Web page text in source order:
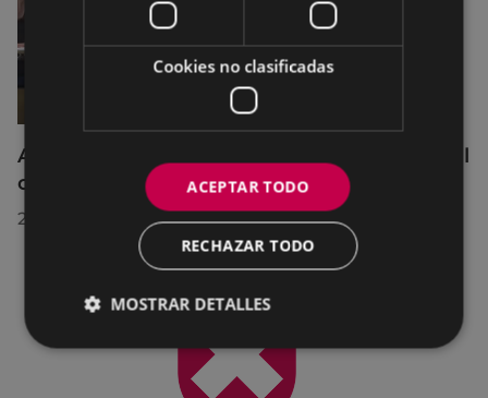
Acuerdos adoptados por el Pleno Municipal
celebrado el 27 de julio de 2026
28/07/2026
Cookies no clasificadas
ACEPTAR TODO
RECHAZAR TODO
MOSTRAR DETALLES